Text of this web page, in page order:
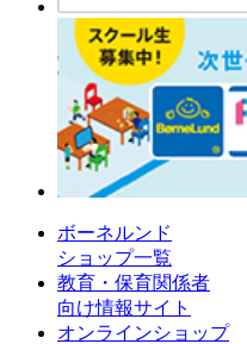
ボーネルンド
ショップ一覧
教育・保育関係者
向け情報サイト
オンラインショップ